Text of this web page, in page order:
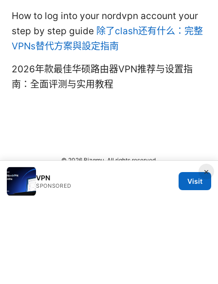
How to log into your nordvpn account your
step by step guide 除了clash还有什么：完整
VPNs替代方案與設定指南
2026年款最佳华硕路由器VPN推荐与设置指
南：全面评测与实用教程
×
VPN
SPONSORED
Visit
© 2026 Bjzqmu. All rights reserved.